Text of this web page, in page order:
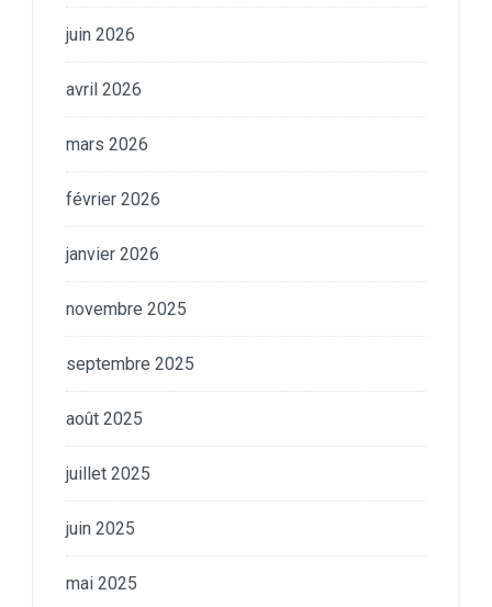
juin 2026
avril 2026
mars 2026
février 2026
janvier 2026
novembre 2025
septembre 2025
août 2025
juillet 2025
juin 2025
mai 2025